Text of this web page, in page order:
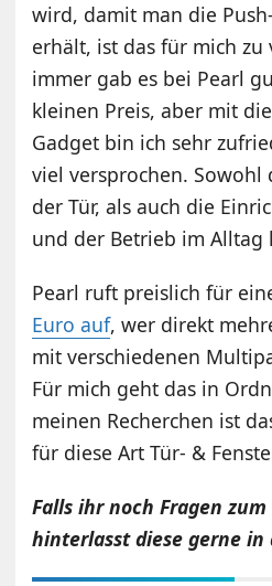
wird, damit man die
erhält, ist das für mich zu
immer gab es bei Pearl
kleinen Preis, aber mit
Gadget bin ich sehr
viel versprochen.
der Tür, als auch die
und der Betrieb im
Pearl ruft preislich für
Euro auf, wer direkt
mit verschiedenen
Für mich geht das in
meinen Recherchen ist
für diese Art Tür- &
Falls ihr noch Fragen zum
hinterlasst diese gerne in